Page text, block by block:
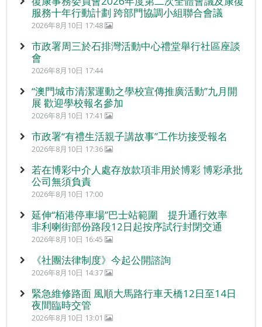
服務十年行動計劃 跨部門協調小組聯合會議
2026年8月10日 17:48
市政署周三於石排灣活動中心禮堂舉行社區座談
會
2026年8月10日 17:44
“澳門城市清潔運動之學校宣傳推廣活動”九月開
展 歡迎學校報名參加
2026年8月10日 17:41
市政署“有禮生活親子講故事”工作坊接受報名
2026年8月10日 17:36
若在博彩中介人處存放款項非用於博彩 博彩承批
公司無須負責
2026年8月10日 17:00
延伸“栢港停車場”巴士站範圍 提升通行效率
非利喇街部份路段12日起按序試行封閉交通
2026年8月10日 16:45
《社團法律制度》今起公開諮詢
2026年8月10日 14:37
緊急維修路面 風順大馬路行車天橋12日至14日
夜間臨時交管
2026年8月10日 13:01